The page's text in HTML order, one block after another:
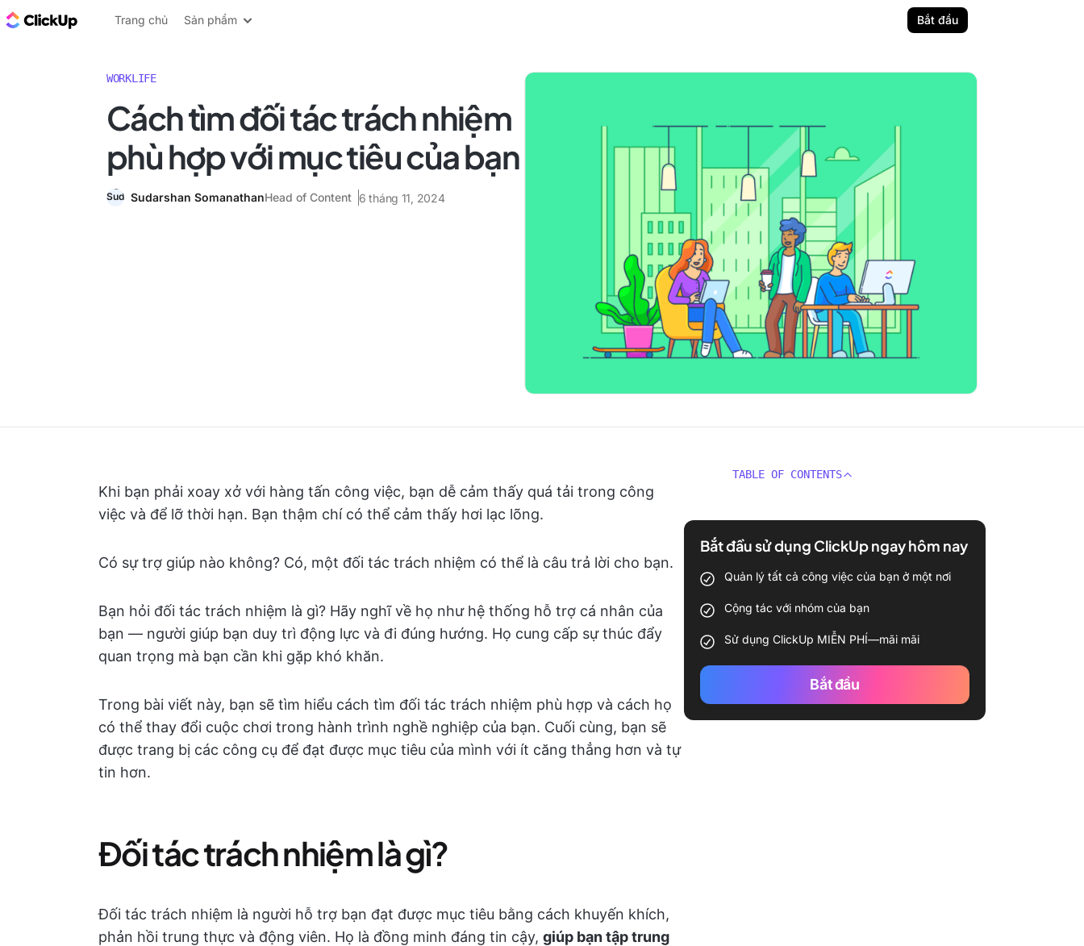
ClickUp Blog
Trang chủ Sản phẩm Bắt đầu
WORKLIFE
Cách tìm đối tác trách nhiệm
phù hợp với mục tiêu của bạn
Sudarshan SomanathanHead of Content 6 tháng 11, 2024
Khi bạn phải xoay xở với hàng tấn công việc, bạn dễ cảm thấy quá tải trong công
việc và để lỡ thời hạn. Bạn thậm chí có thể cảm thấy hơi lạc lõng.
Có sự trợ giúp nào không? Có, một đối tác trách nhiệm có thể là câu trả lời cho bạn.
Bạn hỏi đối tác trách nhiệm là gì? Hãy nghĩ về họ như hệ thống hỗ trợ cá nhân của
bạn — người giúp bạn duy trì động lực và đi đúng hướng. Họ cung cấp sự thúc đẩy
quan trọng mà bạn cần khi gặp khó khăn.
Trong bài viết này, bạn sẽ tìm hiểu cách tìm đối tác trách nhiệm phù hợp và cách họ
có thể thay đổi cuộc chơi trong hành trình nghề nghiệp của bạn. Cuối cùng, bạn sẽ
được trang bị các công cụ để đạt được mục tiêu của mình với ít căng thẳng hơn và tự
tin hơn.
Đối tác trách nhiệm là gì?
Đối tác trách nhiệm là người hỗ trợ bạn đạt được mục tiêu bằng cách khuyến khích,
phản hồi trung thực và động viên. Họ là đồng minh đáng tin cậy, giúp bạn tập trung
TABLE OF CONTENTS
Bắt đầu sử dụng ClickUp ngay hôm nay
Quản lý tất cả công việc của bạn ở một nơi
Cộng tác với nhóm của bạn
Sử dụng ClickUp MIỄN PHÍ—mãi mãi
Bắt đầu